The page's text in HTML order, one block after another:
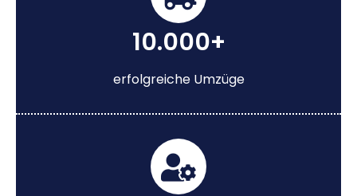
10.000+
erfolgreiche Umzüge